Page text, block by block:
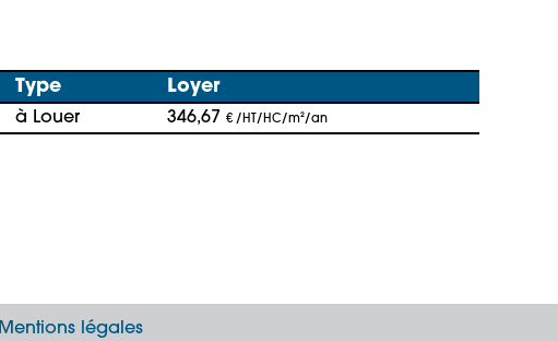
Type Loyer
à Louer 346,67 € /HT/HC/m²/an
Mentions légales